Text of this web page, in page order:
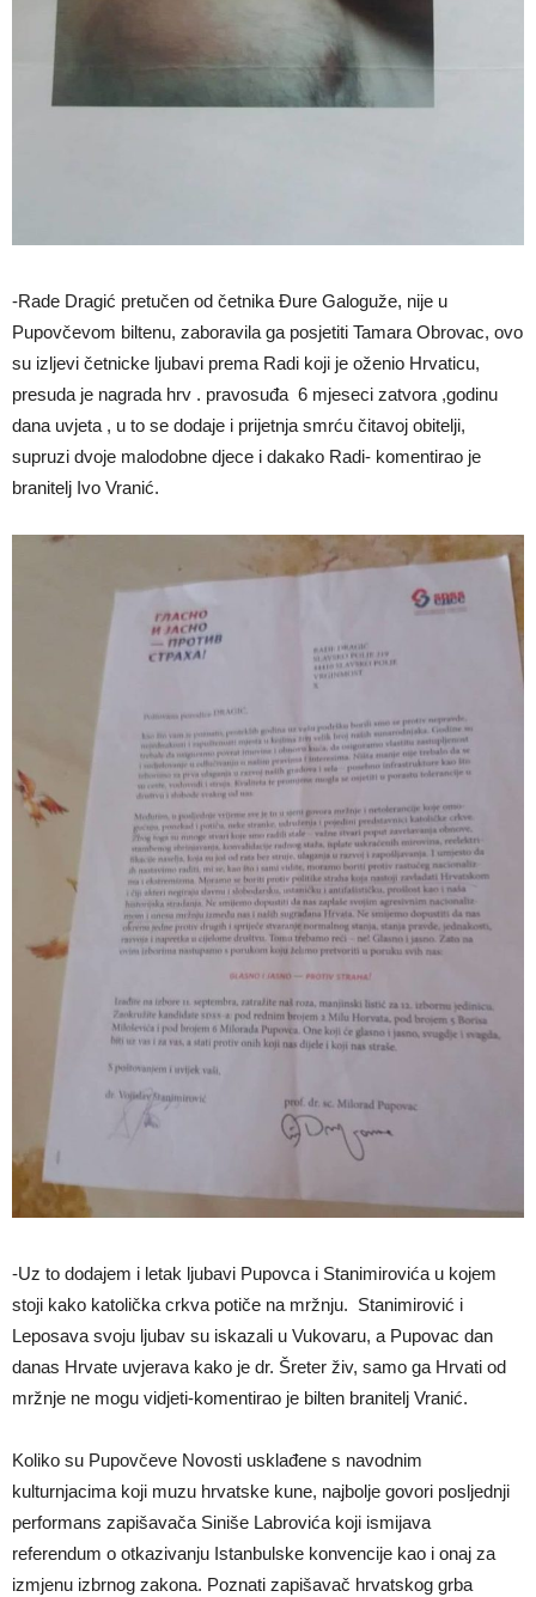
-Rade Dragić pretučen od četnika Đure Galoguže, nije u
Pupovčevom biltenu, zaboravila ga posjetiti Tamara Obrovac, ovo
su izljevi četnicke ljubavi prema Radi koji je oženio Hrvaticu,
presuda je nagrada hrv . pravosuđa 6 mjeseci zatvora ,godinu
dana uvjeta , u to se dodaje i prijetnja smrću čitavoj obitelji,
supruzi dvoje malodobne djece i dakako Radi- komentirao je
branitelj Ivo Vranić.
-Uz to dodajem i letak ljubavi Pupovca i Stanimirovića u kojem
stoji kako katolička crkva potiče na mržnju. Stanimirović i
Leposava svoju ljubav su iskazali u Vukovaru, a Pupovac dan
danas Hrvate uvjerava kako je dr. Šreter živ, samo ga Hrvati od
mržnje ne mogu vidjeti-komentirao je bilten branitelj Vranić.
Koliko su Pupovčeve Novosti usklađene s navodnim
kulturnjacima koji muzu hrvatske kune, najbolje govori posljednji
performans zapišavača Siniše Labrovića koji ismijava
referendum o otkazivanju Istanbulske konvencije kao i onaj za
izmjenu izbrnog zakona. Poznati zapišavač hrvatskog grba